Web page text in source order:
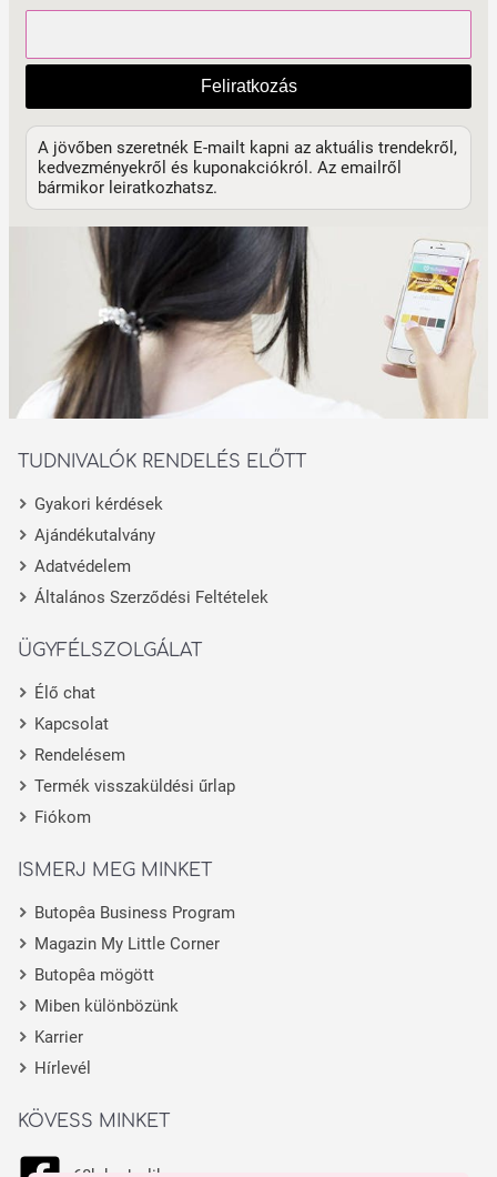
Feliratkozás
A jövőben szeretnék E-mailt kapni az aktuális trendekről,
kedvezményekről és kuponakciókról. Az emailről
bármikor leiratkozhatsz.
TUDNIVALÓK RENDELÉS ELŐTT
Gyakori kérdések
Ajándékutalvány
Adatvédelem
Általános Szerződési Feltételek
ÜGYFÉLSZOLGÁLAT
Élő chat
Kapcsolat
Rendelésem
Termék visszaküldési űrlap
Fiókom
ISMERJ MEG MINKET
Butopêa Business Program
Magazin My Little Corner
Butopêa mögött
Miben különbözünk
Karrier
Hírlevél
KÖVESS MINKET